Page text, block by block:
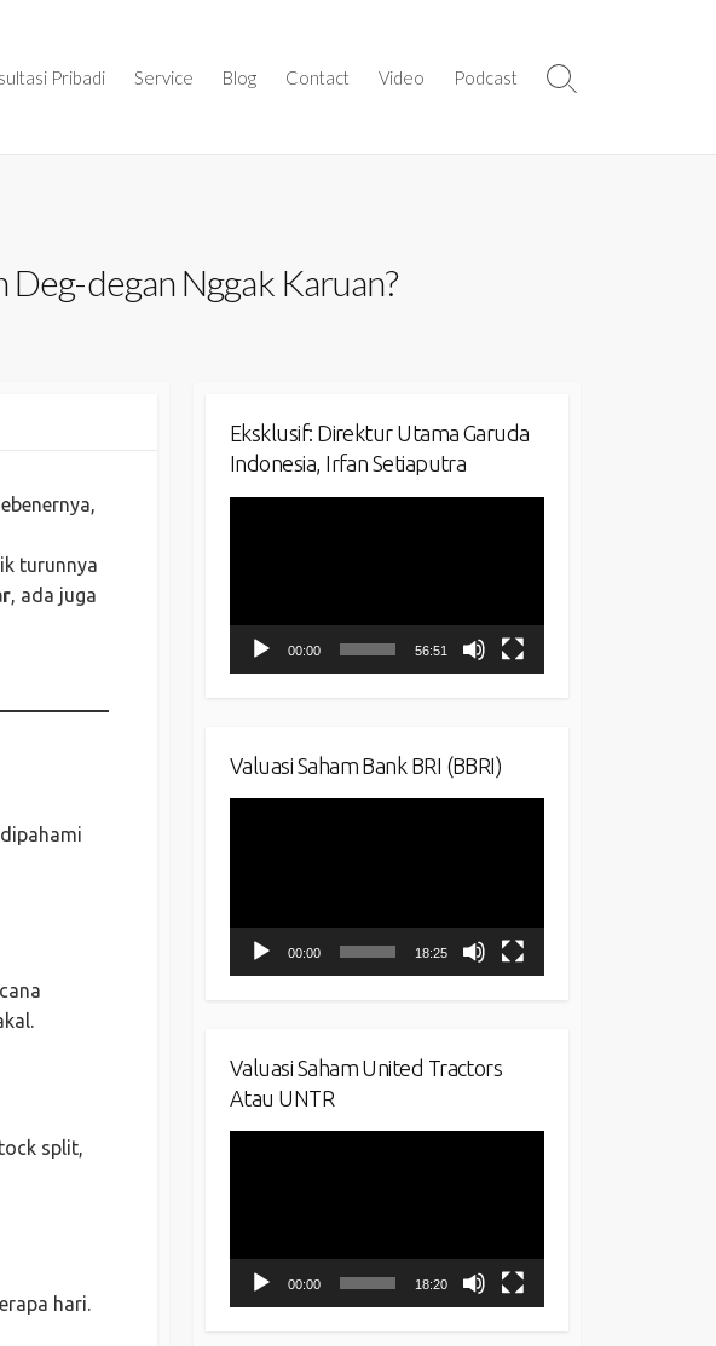
Pribadi Service Blog Contact Video Podcast
Search
Deg-degan Nggak Karuan?
turunnya
, ada juga
split,
hari.
Eksklusif: Direktur Utama Garuda
Indonesia, Irfan Setiaputra
00:00 56:51
Valuasi Saham Bank BRI (BBRI)
00:00 18:25
Valuasi Saham United Tractors
Atau UNTR
00:00 18:20